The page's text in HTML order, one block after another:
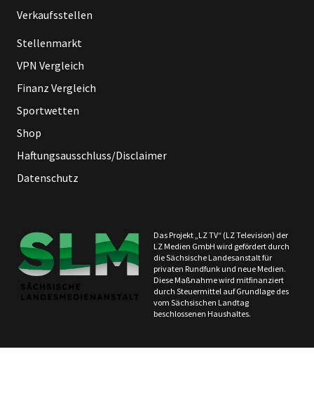
Verkaufsstellen
Stellenmarkt
VPN Vergleich
Finanz Vergleich
Sportwetten
Shop
Haftungsausschluss/Disclaimer
Datenschutz
Das Projekt „LZ TV“ (LZ Television) der
LZ Medien GmbH wird gefördert durch
die Sächsische Landesanstalt für
privaten Rundfunk und neue Medien.
Diese Maßnahme wird mitfinanziert
durch Steuermittel auf Grundlage des
vom Sächsischen Landtag
beschlossenen Haushaltes.